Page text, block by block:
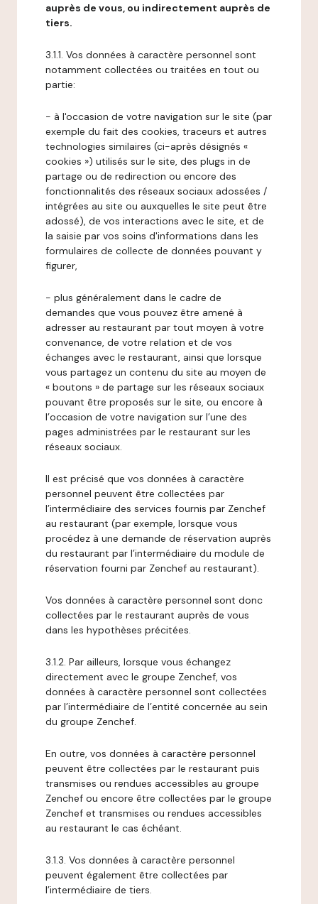
auprès de vous, ou indirectement auprès de
tiers.
3.1.1. Vos données à caractère personnel sont
notamment collectées ou traitées en tout ou
partie:
- à l'occasion de votre navigation sur le site (par
exemple du fait des cookies, traceurs et autres
technologies similaires (ci-après désignés «
cookies ») utilisés sur le site, des plugs in de
partage ou de redirection ou encore des
fonctionnalités des réseaux sociaux adossées /
intégrées au site ou auxquelles le site peut être
adossé), de vos interactions avec le site, et de
la saisie par vos soins d'informations dans les
formulaires de collecte de données pouvant y
figurer,
- plus généralement dans le cadre de
demandes que vous pouvez être amené à
adresser au restaurant par tout moyen à votre
convenance, de votre relation et de vos
échanges avec le restaurant, ainsi que lorsque
vous partagez un contenu du site au moyen de
« boutons » de partage sur les réseaux sociaux
pouvant être proposés sur le site, ou encore à
l’occasion de votre navigation sur l’une des
pages administrées par le restaurant sur les
réseaux sociaux.
Il est précisé que vos données à caractère
personnel peuvent être collectées par
l’intermédiaire des services fournis par Zenchef
au restaurant (par exemple, lorsque vous
procédez à une demande de réservation auprès
du restaurant par l’intermédiaire du module de
réservation fourni par Zenchef au restaurant).
Vos données à caractère personnel sont donc
collectées par le restaurant auprès de vous
dans les hypothèses précitées.
3.1.2. Par ailleurs, lorsque vous échangez
directement avec le groupe Zenchef, vos
données à caractère personnel sont collectées
par l’intermédiaire de l’entité concernée au sein
du groupe Zenchef.
En outre, vos données à caractère personnel
peuvent être collectées par le restaurant puis
transmises ou rendues accessibles au groupe
Zenchef ou encore être collectées par le groupe
Zenchef et transmises ou rendues accessibles
au restaurant le cas échéant.
3.1.3. Vos données à caractère personnel
peuvent également être collectées par
l’intermédiaire de tiers.